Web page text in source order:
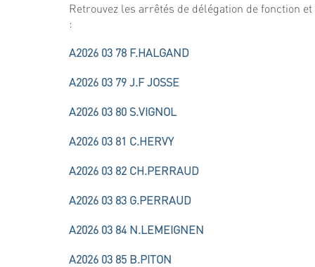
Retrouvez les arrêtés de délégation de fonction
:
A2026 03 78 F.HALGAND
A2026 03 79 J.F JOSSE
A2026 03 80 S.VIGNOL
A2026 03 81 C.HERVY
A2026 03 82 CH.PERRAUD
A2026 03 83 G.PERRAUD
A2026 03 84 N.LEMEIGNEN
A2026 03 85 B.PITON